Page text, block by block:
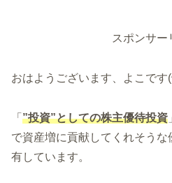
スポンサー
おはようございます、よこです
「 ”投資”としての株主優待投資
で資産増に貢献してくれそう
有しています。